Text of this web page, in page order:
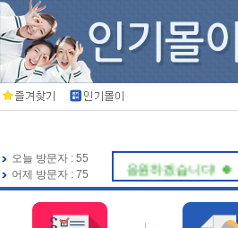
오늘 방문자 : 55
어제 방문자 : 75
인기북스가 항상 응원하겠습니다! 🍀